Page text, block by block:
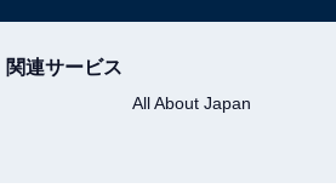
関連サービス
All About Japan